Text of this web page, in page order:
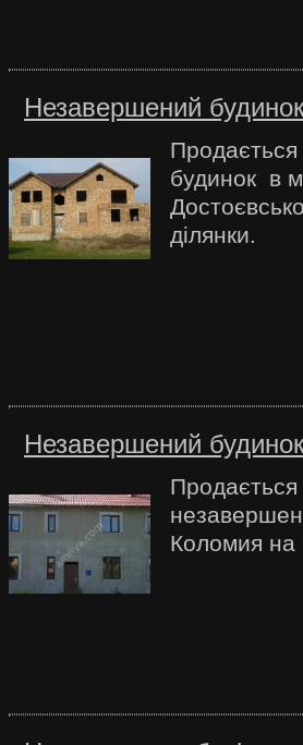
Незавершений
будинок в
ділянки.
Незавершений
Коломия на